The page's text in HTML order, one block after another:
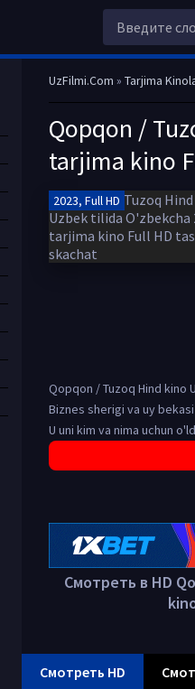
UzFilmi.Com » Tarjima
Qopqon /
tarjima kino
2023, Full HD
Qopqon / Tuzoq Hind kino
Biznes sherigi va uy
U uni kim va nima uchun
Смотреть в HD
Смотреть HD